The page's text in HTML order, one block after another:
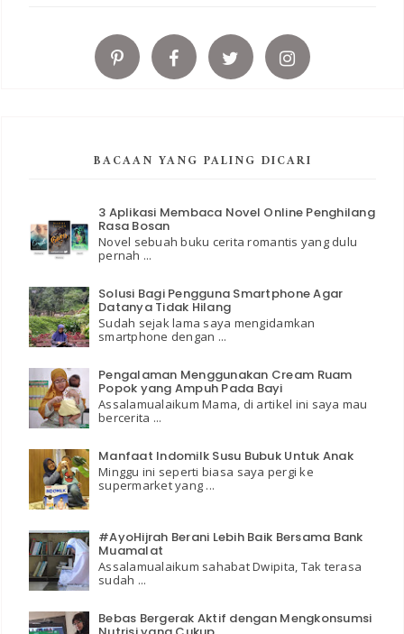
BACAAN YANG PALING DICARI
3 Aplikasi Membaca Novel Online Penghilang
Rasa Bosan
Novel sebuah buku cerita romantis yang dulu
pernah ...
Solusi Bagi Pengguna Smartphone Agar
Datanya Tidak Hilang
Sudah sejak lama saya mengidamkan
smartphone dengan ...
Pengalaman Menggunakan Cream Ruam
Popok yang Ampuh Pada Bayi
Assalamualaikum Mama, di artikel ini saya mau
bercerita ...
Manfaat Indomilk Susu Bubuk Untuk Anak
Minggu ini seperti biasa saya pergi ke
supermarket yang ...
#AyoHijrah Berani Lebih Baik Bersama Bank
Muamalat
Assalamualaikum sahabat Dwipita, Tak terasa
sudah ...
Bebas Bergerak Aktif dengan Mengkonsumsi